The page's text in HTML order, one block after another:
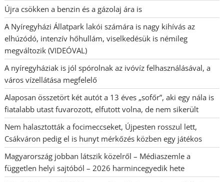
Újra csökken a benzin és a gázolaj ára is
A Nyíregyházi Állatpark lakói számára is nagy kihívás az
elhúzódó, intenzív hőhullám, viselkedésük is némileg
megváltozik (VIDEÓVAL)
A nyíregyháziak is jól spórolnak az ivóvíz felhasználásával, a
város vízellátása megfelelő
Alaposan összetört két autót a 13 éves „sofőr”, aki egy nála is
fiatalabb utast fuvarozott, elfutott volna, de nem sikerült
Nem halasztották a focimeccseket, Újpesten rosszul lett,
Csákváron pedig el is hunyt mérkőzés közben egy játékos
Magyarország jobban látszik közelről – Médiaszemle a
független helyi sajtóból – 2026 harmincegyedik hete